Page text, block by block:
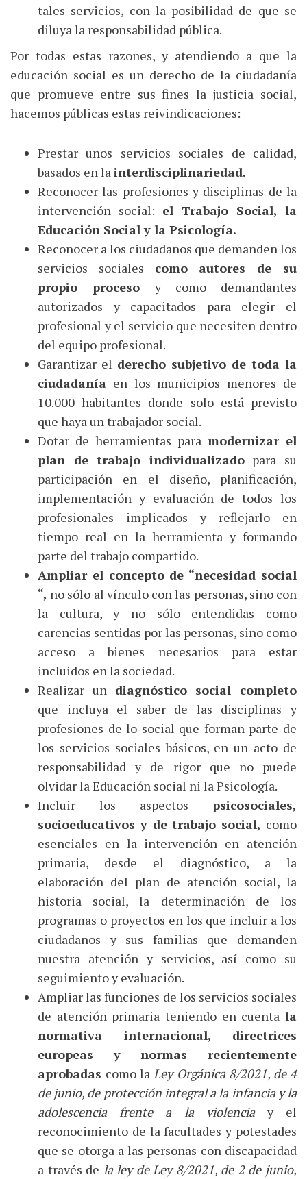
tales servicios, con la posibilidad de que se
diluya la responsabilidad pública.
Por todas estas razones, y atendiendo a que la
educación social es un derecho de la ciudadanía
que promueve entre sus fines la justicia social,
hacemos públicas estas reivindicaciones:
Prestar unos servicios sociales de calidad,
basados en la interdisciplinariedad.
Reconocer las profesiones y disciplinas de la
intervención social: el Trabajo Social, la
Educación Social y la Psicología.
Reconocer a los ciudadanos que demanden los
servicios sociales como autores de su
propio proceso y como demandantes
autorizados y capacitados para elegir el
profesional y el servicio que necesiten dentro
del equipo profesional.
Garantizar el derecho subjetivo de toda la
ciudadanía en los municipios menores de
10.000 habitantes donde solo está previsto
que haya un trabajador social.
Dotar de herramientas para modernizar el
plan de trabajo individualizadopara su
participación en el diseño, planificación,
implementación y evaluación de todos los
profesionales implicados y reflejarlo en
tiempo real en la herramienta y formando
parte del trabajo compartido.
Ampliar el concepto de “necesidad social
“, no sólo al vínculo con las personas, sino con
la cultura, y no sólo entendidas como
carencias sentidas por las personas, sino como
acceso a bienes necesarios para estar
incluidos en la sociedad.
Realizar un diagnóstico social completo
que incluya el saber de las disciplinas y
profesiones de lo social que forman parte de
los servicios sociales básicos, en un acto de
responsabilidad y de rigor que no puede
olvidar la Educación social ni la Psicología.
Incluir los aspectos psicosociales,
socioeducativos y de trabajo social, como
esenciales en la intervención en atención
primaria, desde el diagnóstico, a la
elaboración del plan de atención social, la
historia social, la determinación de los
programas o proyectos en los que incluir a los
ciudadanos y sus familias que demanden
nuestra atención y servicios, así como su
seguimiento y evaluación.
Ampliar las funciones de los servicios sociales
de atención primaria teniendo en cuenta la
normativa internacional, directrices
europeas y normas recientemente
aprobadas como la Ley Orgánica 8/2021, de 4
de junio, de protección integral a la infancia y la
adolescencia frente a la violenciay el
reconocimiento de la facultades y potestades
que se otorga a las personas con discapacidad
a través de la ley de Ley 8/2021, de 2 de junio,